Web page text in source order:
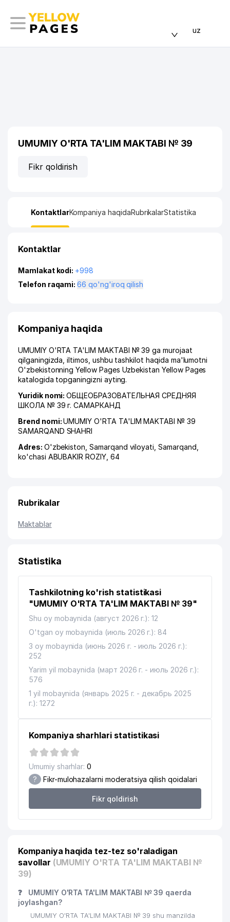
uz
UMUMIY O'RTA TA'LIM MAKTABI № 39
Fikr qoldirish
KontaktlarKompaniya haqidaRubrikalarStatistika
Kontaktlar
Mamlakat kodi: +998
Telefon raqami:
66 qo'ng'iroq qilish
Kompaniya haqida
UMUMIY O'RTA TA'LIM MAKTABI № 39 ga murojaat
qilganingizda, iltimos, ushbu tashkilot haqida ma'lumotni
O'zbekistonning Yellow Pages Uzbekistan Yellow Pages
katalogida topganingizni ayting.
Yuridik nomi:ОБЩЕОБРАЗОВАТЕЛЬНАЯ СРЕДНЯЯ
ШКОЛА № 39 г. САМАРКАНД
Brend nomi:UMUMIY O'RTA TA'LIM MAKTABI № 39
SAMARQAND SHAHRI
Adres: O'zbekiston,Samarqand viloyati ,Samarqand
ko'chasi ABUBAKIR ROZIY, 64
Rubrikalar
Maktablar
Statistika
Tashkilotning ko'rish statistikasi
"UMUMIY O'RTA TA'LIM MAKTABI № 39"
Shu oy mobaynida (август 2026 г.): 12
O'tgan oy mobaynida (июль 2026 г.): 84
3 oy mobaynida (июнь 2026 г. - июль 2026 г.):
252
Yarim yil mobaynida (март 2026 г. - июль 2026 г.):
576
1 yil mobaynida (январь 2025 г. - декабрь 2025
г.): 1272
Kompaniya sharhlari statistikasi
Umumiy sharhlar: 0
? Fikr-mulohazalarni moderatsiya qilish qoidalari
Fikr qoldirish
Kompaniya haqida tez-tez so'raladigan
savollar (UMUMIY O'RTA TA'LIM MAKTABI №
39)
❓
UMUMIY O'RTA TA'LIM MAKTABI № 39 qaerda
joylashgan?
UMUMIY O'RTA TA'LIM MAKTABI № 39 shu manzilda